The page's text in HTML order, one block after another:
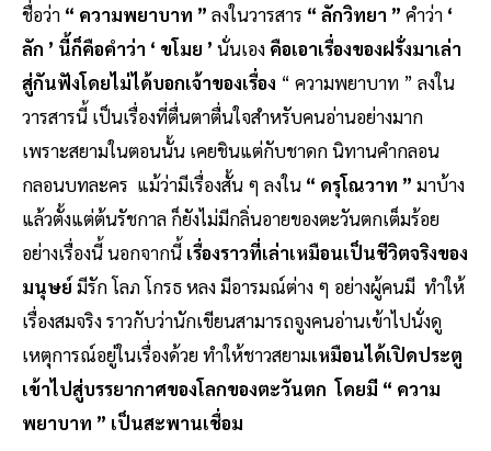
ชื่อว่า “ ความพยาบาท ” ลงในวารสาร “ ลักวิทยา ” คำว่า ‘
ลัก ’ นี้ก็คือคำว่า ‘ ขโมย ’ นั่นเอง คือเอาเรื่องของฝรั่งมาเล่า
สู่กันฟังโดยไม่ได้บอกเจ้าของเรื่อง “ ความพยาบาท ” ลงใน
วารสารนี้ เป็นเรื่องที่ตื่นตาตื่นใจสำหรับคนอ่านอย่างมาก
เพราะสยามในตอนนั้น เคยชินแต่กับชาดก นิทานคำกลอน
กลอนบทละคร แม้ว่ามีเรื่องสั้น ๆ ลงใน “ ดรุโณวาท ” มาบ้าง
แล้วตั้งแต่ต้นรัชกาล ก็ยังไม่มีกลิ่นอายของตะวันตกเต็มร้อย
อย่างเรื่องนี้ นอกจากนี้ เรื่องราวที่เล่าเหมือนเป็นชีวิตจริงของ
มนุษย์ มีรัก โลภ โกรธ หลง มีอารมณ์ต่าง ๆ อย่างผู้คนมี ทำให้
เรื่องสมจริง ราวกับว่านักเขียนสามารถจูงคนอ่านเข้าไปนั่งดู
เหตุการณ์อยู่ในเรื่องด้วย ทำให้ชาวสยามเหมือนได้เปิดประตู
เข้าไปสู่บรรยากาศของโลกของตะวันตก โดยมี “ ความ
พยาบาท ” เป็นสะพานเชื่อม